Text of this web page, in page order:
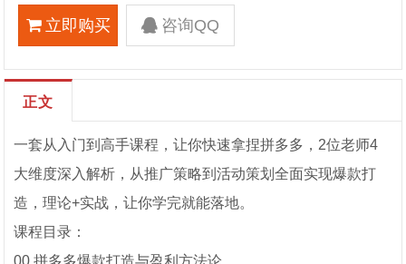
立即购买 咨询QQ
正文
一套从入门到高手课程，让你快速拿捏拼多多，2位老师4
大维度深入解析，从推广策略到活动策划全面实现爆款打
造，理论+实战，让你学完就能落地。
课程目录：
00.拼多多爆款打造与盈利方法论